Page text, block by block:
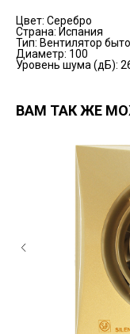
Цвет: Серебро
Страна: Испания
Тип: Вентилятор
Диаметр: 100
Уровень шума (дБ):
ВАМ ТАК ЖЕ